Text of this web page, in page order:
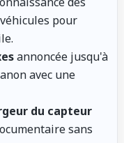
pour
annoncée jusqu'à
avec une
du capteur
sans